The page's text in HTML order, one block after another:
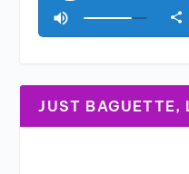
JUST BAGUETTE,